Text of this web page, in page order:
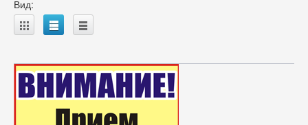
Вид:
A B C